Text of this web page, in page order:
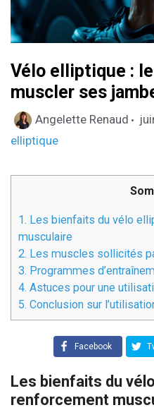
Vélo elliptique :
muscler ses
Angelette Renaud
elliptique
1. Les bienfaits du vélo
musculaire
2. Les muscles sollicités
3. Programmes
4. Astuces pour une
5. Conclusion sur
Facebook
Les bienfaits du
renforcement